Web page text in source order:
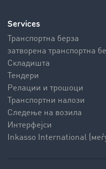
Services
Транспортна берза
затворена транспортна
Складишта
Тендери
Релации и трошоци
Транспортни налози
Следење на возила
Интерфејси
Inkasso International